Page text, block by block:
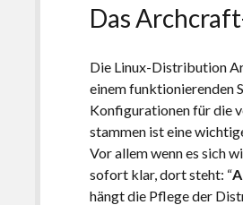
Das
Die Linux-Distribution
einem funktionierenden
Konfigurationen für die
stammen ist eine
Vor allem wenn es sich
sofort klar, dort steht: “
hängt die Pflege der